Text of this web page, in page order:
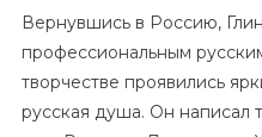
Вернувшись в Россию,
профессиональным
творчестве проявились
русская душа. Он написал